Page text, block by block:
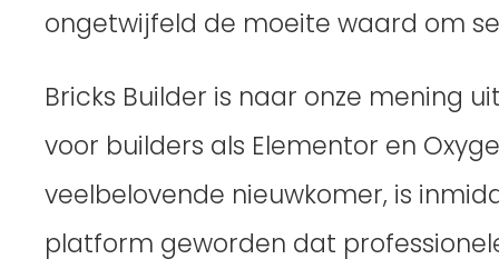
ongetwijfeld de moeite waard om
Bricks Builder is naar onze mening
voor builders als Elementor en
veelbelovende nieuwkomer, is
platform geworden dat